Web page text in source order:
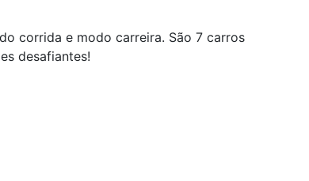
corrida e modo carreira. São 7 carros
desafiantes!